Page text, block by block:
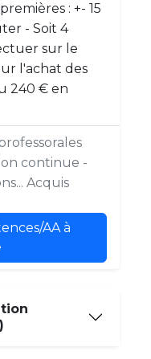
: +- 15
- Soit 4
sur le
l'achat des
240 € en
continue -
Acquis
AA à